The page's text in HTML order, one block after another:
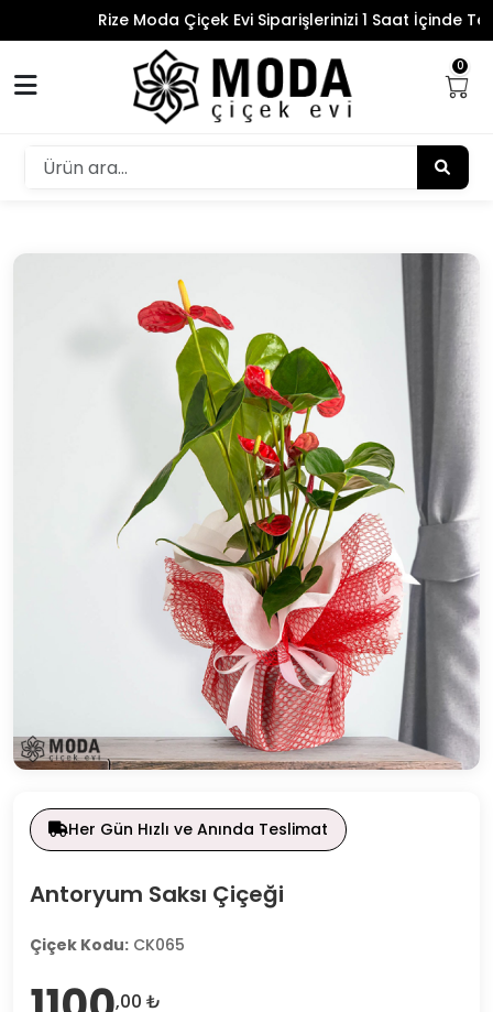
Rize Moda Çiçek Evi Siparişlerinizi 1 Saat İçinde
0
Her Gün Hızlı ve Anında Teslimat
Antoryum Saksı Çiçeği
Çiçek Kodu: CK065
,00 ₺